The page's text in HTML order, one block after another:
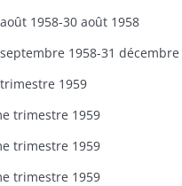
1958-30 août 1958
1958-31 décembre
1959
trimestre 1959
trimestre 1959
trimestre 1959